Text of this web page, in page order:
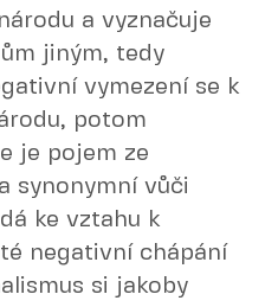
a vyznačuje
jiným, tedy
vymezení se k
potom
je pojem ze
synonymní vůči
ke vztahu k
negativní chápání
si jakoby